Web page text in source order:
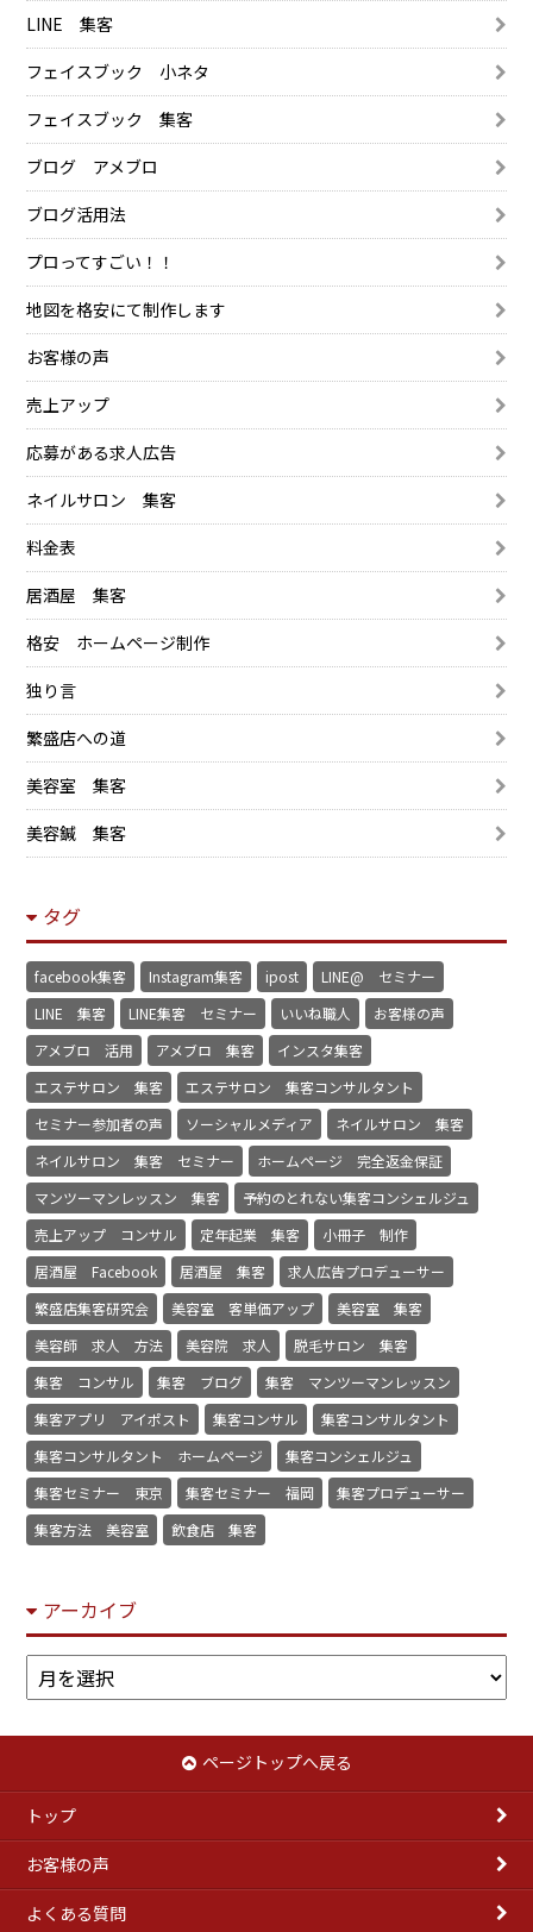
LINE 集客
フェイスブック 小ネタ
フェイスブック 集客
ブログ アメブロ
ブログ活用法
プロってすごい！！
地図を格安にて制作します
お客様の声
売上アップ
応募がある求人広告
ネイルサロン 集客
料金表
居酒屋 集客
格安 ホームページ制作
独り言
繁盛店への道
美容室 集客
美容鍼 集客
タグ
facebook集客 Instagram集客 ipost
LINE@ セミナー
LINE 集客
LINE集客 セミナー いいね職人
お客様の声
アメブロ 活用
アメブロ 集客
インスタ集客
エステサロン 集客
エステサロン 集客コンサルタント
セミナー参加者の声
ソーシャルメディア
ネイルサロン 集客
ネイルサロン 集客 セミナー
ホームページ 完全返金保証
マンツーマンレッスン 集客
予約のとれない集客コンシェルジュ
売上アップ コンサル
定年起業 集客
小冊子 制作
居酒屋 Facebook
居酒屋 集客
求人広告プロデューサー
繁盛店集客研究会
美容室 客単価アップ
美容室 集客
美容師 求人 方法
美容院 求人
脱毛サロン 集客
集客 コンサル
集客 ブログ
集客 マンツーマンレッスン
集客アプリ アイポスト
集客コンサル
集客コンサルタント
集客コンサルタント ホームページ
集客コンシェルジュ
集客セミナー 東京
集客セミナー 福岡
集客プロデューサー
集客方法 美容室
飲食店 集客
アーカイブ
ア
ー
ブ
ページトップへ戻る
トップ
お客様の声
よくある質問